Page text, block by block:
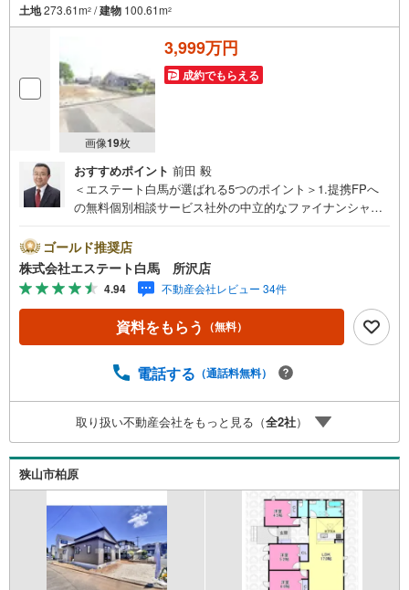
土地273.61m2 /建物 100.61m2
画像19枚
3,999万円
成約でもらえる
おすすめポイント 前田 毅
＜エステート白馬が選ばれる5つのポイント＞1.提携FPへ
の無料個別相談サービス社外の中立的なファイナンシャル
や学費等も含めてシミュレーションをご提案できます2.物
件情報が豊富所沢市を中心にたくさんの情報をご用意して
おります。インターネット広告前の物件も多数取り揃えて
おります。お客様のご希望エリアをお申し付けください。
3.自社グループでリフォーム、新築請負所沢店の3階はリフ
ォーム、注文建築部門の相談スペースです。一級建築士を
て、リフォームや注文建築についてご相談頂けます4.年中
～19:00 この時間はお電話でのお問合わせがスムーズです
5.お子様連れでおこしくださいキッズスペース、授乳室、
オムツ替えベッド、アンパンマンジュースをご用意してお
ります。ご見学ご希望の方は、右上の“室内・現地を見学す
る（無料）をボタンからご予約ください。
ゴールド推奨店
株式会社エステート白馬 所沢店
4.94 不動産会社レビュー 34件
資料をもらう （無料）
電話する （通話料無料）
取り扱い不動産会社をもっと見る（全2社）
狭山市柏原